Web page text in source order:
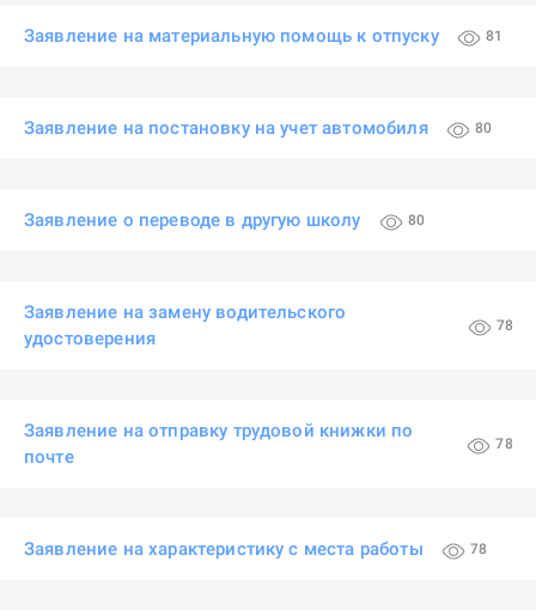
Заявление на материальную помощь к отпуску 81
Заявление на постановку на учет автомобиля 80
Заявление о переводе в другую школу 80
Заявление на замену водительского
удостоверения
78
Заявление на отправку трудовой книжки по
почте
78
Заявление на характеристику с места работы 78